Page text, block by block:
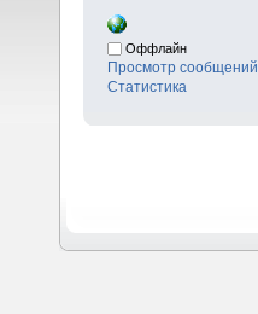
Оффлайн
Просмотр сообщений
Статистика